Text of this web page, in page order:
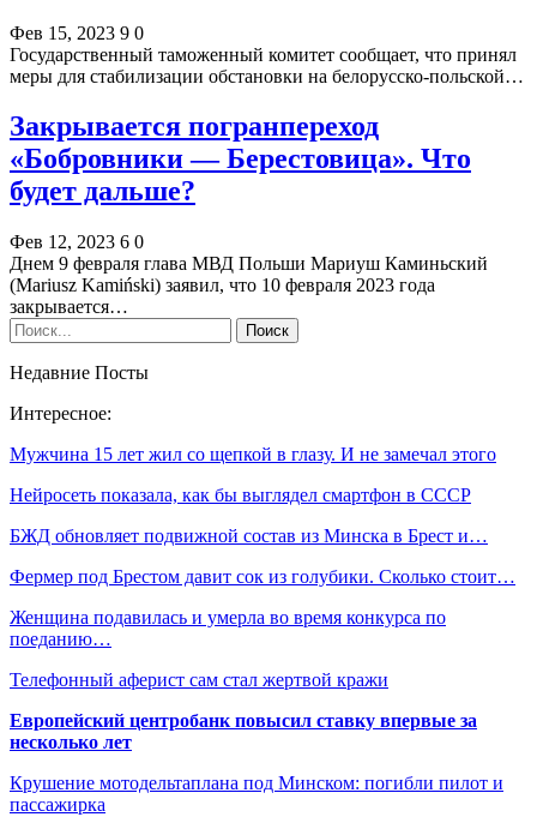
Фев 15, 2023 9 0
Государственный таможенный комитет сообщает, что принял
меры для стабилизации обстановки на белорусско-польской…
Закрывается погранпереход
«Бобровники — Берестовица». Что
будет дальше?
Фев 12, 2023 6 0
Днем 9 февраля глава МВД Польши Мариуш Каминьский
(Mariusz Kamiński) заявил, что 10 февраля 2023 года
закрывается…
Недавние Посты
Интересное:
Мужчина 15 лет жил со щепкой в глазу. И не замечал этого
Нейросеть показала, как бы выглядел смартфон в СССР
БЖД обновляет подвижной состав из Минска в Брест и…
Фермер под Брестом давит сок из голубики. Cколько стоит…
Женщина подавилась и умерла во время конкурса по
поеданию…
Телефонный аферист сам стал жертвой кражи
Европейский центробанк повысил ставку впервые за
несколько лет
Крушение мотодельтаплана под Минском: погибли пилот и
пассажирка